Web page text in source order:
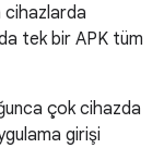
cihazlarda
tek bir APK tüm
çok cihazda
girişi